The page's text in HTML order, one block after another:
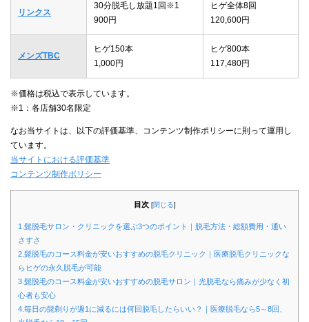
リンクス
30分脱毛し放題1回※1
900円
ヒゲ全体8回
120,600円
メンズTBC
ヒゲ150本
1,000円
ヒゲ800本
117,480円
※価格は税込で表示しています。
※1：各店舗30名限定
なお当サイトは、以下の評価基準、コンテンツ制作ポリシーに則って運用し
ています。
当サイトにおける評価基準
コンテンツ制作ポリシー
目次 [閉じる]
1.髭脱毛サロン・クリニックを選ぶ3つのポイント｜脱毛方法・総額費用・通い
さすさ
2.髭脱毛のコース料金が安いおすすめの脱毛クリニック｜医療脱毛クリニックな
らヒゲの永久脱毛が可能
3.髭脱毛のコース料金が安いおすすめの脱毛サロン｜光脱毛なら痛みが少なく初
心者も安心
4.毎日の髭剃りが週1に減るには何回脱毛したらいい？｜医療脱毛なら5～8回、